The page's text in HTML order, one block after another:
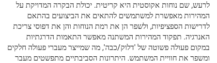
לרעש, שם נוחות אקוסטית היא קריטית. יכולת הבקרה המדויקת על
המהירות מאפשרת למשתמשים להתאים את הביצועים בהתאם
לדרישות הספציפיות, ולשפר הן את רמת הנוחות והן את דפוסי צריכת
האנרגיה. תפקוד המהירות המשתנה מאפשר התאמות הדרגתיות
במקום פעולה פשוטה של 'דלוק/כבה', מה שמייצר מעברי פעולה חלקים
ומשפר את חוויית המשתמש. היתרונות הסביבתיים מתפשטים מעבר